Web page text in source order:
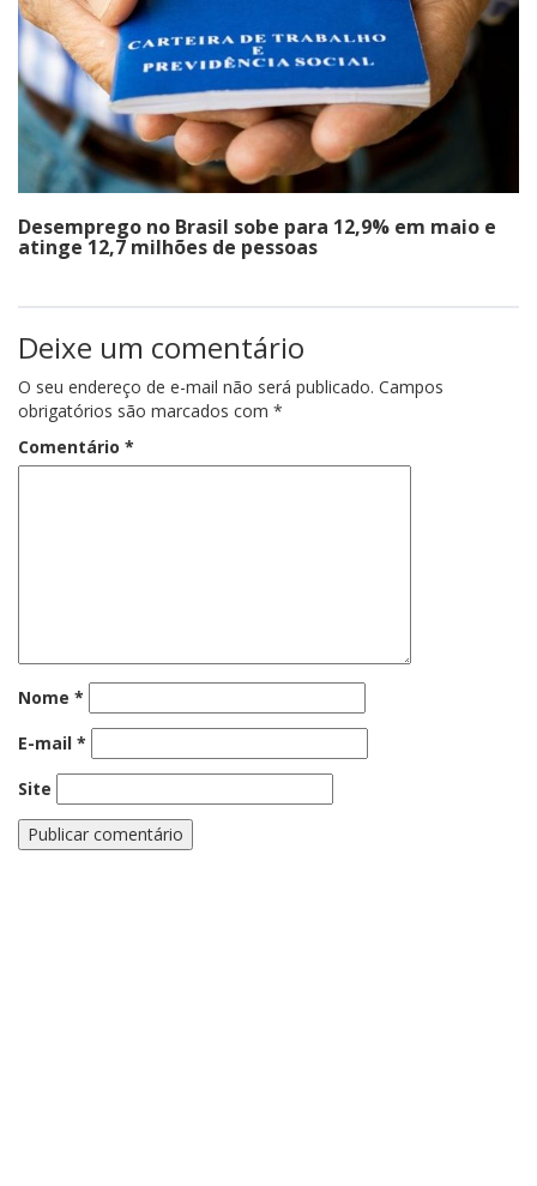
Desemprego no Brasil sobe para 12,9% em maio e
atinge 12,7 milhões de pessoas
Deixe um comentário
O seu endereço de e-mail não será publicado. Campos
obrigatórios são marcados com *
Comentário *
Nome *
E-mail *
Site